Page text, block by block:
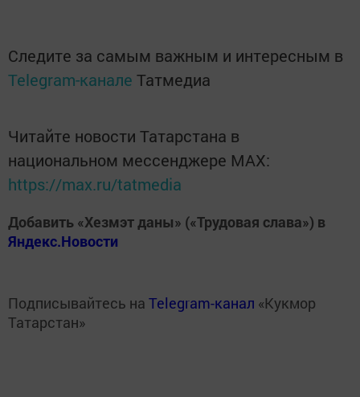
Следите за самым важным и интересным в
Telegram-канале Татмедиа
Читайте новости Татарстана в
национальном мессенджере MАХ:
https://max.ru/tatmedia
Добавить «Хезмэт даны» («Трудовая слава») в
Яндекс.Новости
Подписывайтесь на Telegram-канал «Кукмор
Татарстан»